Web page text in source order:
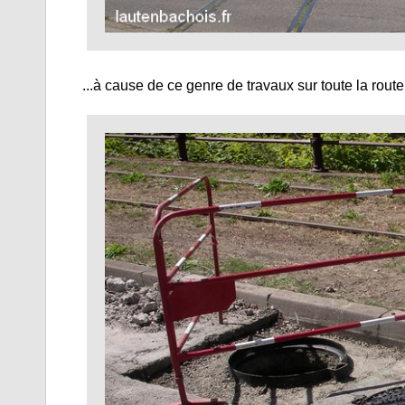
...à cause de ce genre de travaux sur toute la